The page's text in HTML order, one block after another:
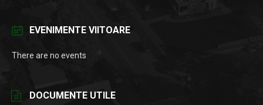
EVENIMENTE VIITOARE
There are no events
DOCUMENTE UTILE